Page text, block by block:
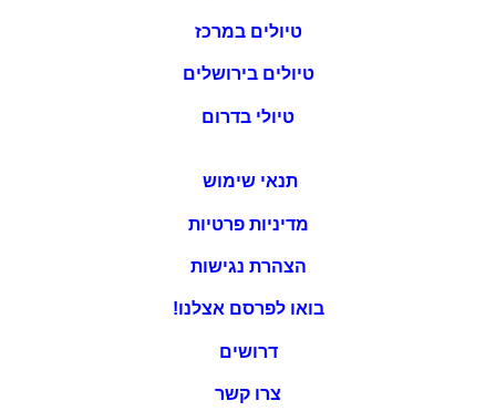
טיולים במרכז
טיולים בירושלים
טיולי בדרום
תנאי שימוש
מדיניות פרטיות
הצהרת נגישות
בואו לפרסם אצלנו!
דרושים
צרו קשר